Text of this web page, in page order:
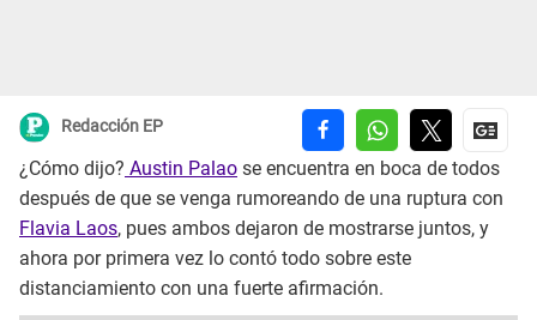
Redacción EP
¿Cómo dijo? Austin Palao se encuentra en boca de todos
después de que se venga rumoreando de una ruptura con
Flavia Laos, pues ambos dejaron de mostrarse juntos, y
ahora por primera vez lo contó todo sobre este
distanciamiento con una fuerte afirmación.